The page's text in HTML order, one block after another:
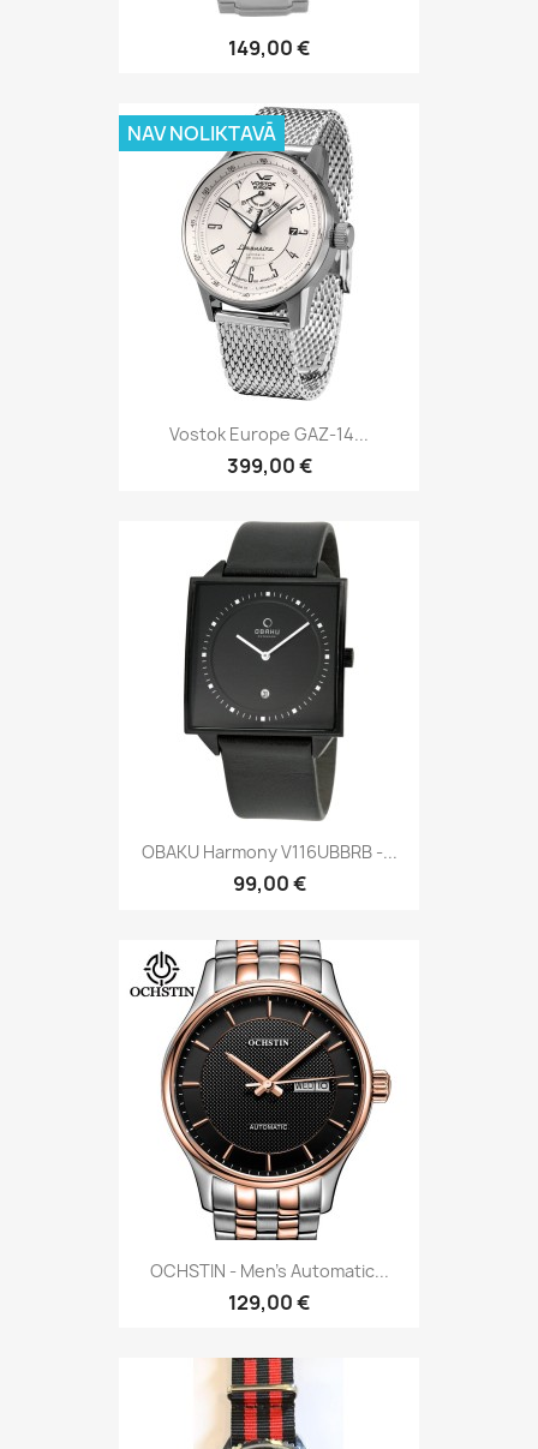
149,00 €
Vostok Europe GAZ-14...
399,00 €
NAV NOLIKTAVĀ
OBAKU Harmony V116UBBRB -...
99,00 €
OCHSTIN - Men's Automatic...
129,00 €